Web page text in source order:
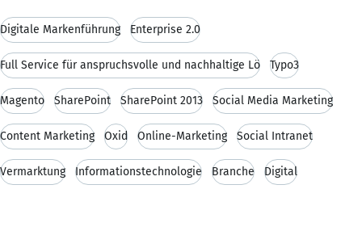
Digitale Markenführung Enterprise 2.0
Full Service für anspruchsvolle und nachhaltige Lö Typo3
Magento SharePoint SharePoint 2013 Social Media Marketing
Content Marketing Oxid Online-Marketing Social Intranet
Vermarktung Informationstechnologie Branche Digital